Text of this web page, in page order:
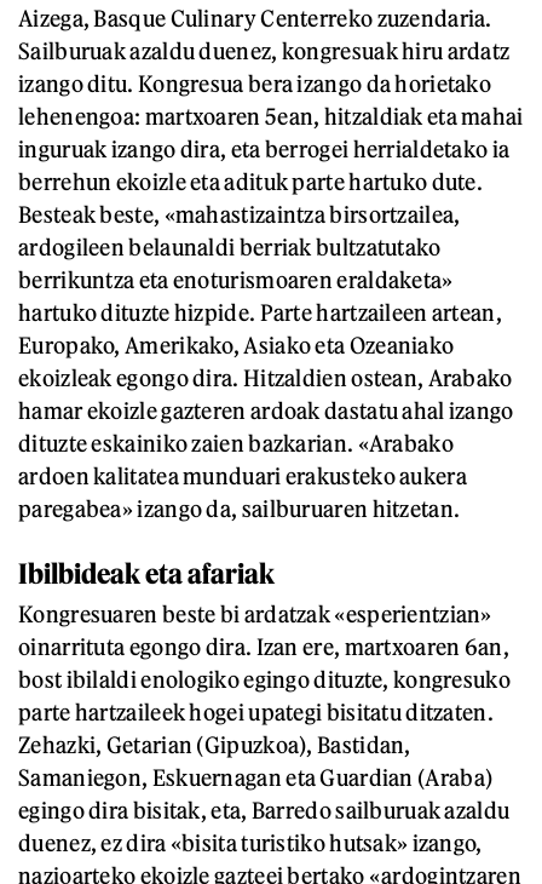
Aizega, Basque Culinary Centerreko zuzendaria.
Sailburuak azaldu duenez, kongresuak hiru ardatz
izango ditu. Kongresua bera izango da horietako
lehenengoa: martxoaren 5ean, hitzaldiak eta mahai
inguruak izango dira, eta berrogei herrialdetako ia
berrehun ekoizle eta adituk parte hartuko dute.
Besteak beste, «mahastizaintza birsortzailea,
ardogileen belaunaldi berriak bultzatutako
berrikuntza eta enoturismoaren eraldaketa»
hartuko dituzte hizpide. Parte hartzaileen artean,
Europako, Amerikako, Asiako eta Ozeaniako
ekoizleak egongo dira. Hitzaldien ostean, Arabako
hamar ekoizle gazteren ardoak dastatu ahal izango
dituzte eskainiko zaien bazkarian. «Arabako
ardoen kalitatea munduari erakusteko aukera
paregabea» izango da, sailburuaren hitzetan.
Ibilbideak eta afariak
Kongresuaren beste bi ardatzak «esperientzian»
oinarrituta egongo dira. Izan ere, martxoaren 6an,
bost ibilaldi enologiko egingo dituzte, kongresuko
parte hartzaileek hogei upategi bisitatu ditzaten.
Zehazki, Getarian (Gipuzkoa), Bastidan,
Samaniegon, Eskuernagan eta Guardian (Araba)
egingo dira bisitak, eta, Barredo sailburuak azaldu
duenez, ez dira «bisita turistiko hutsak» izango,
nazioarteko ekoizle gazteei bertako «ardogintzaren